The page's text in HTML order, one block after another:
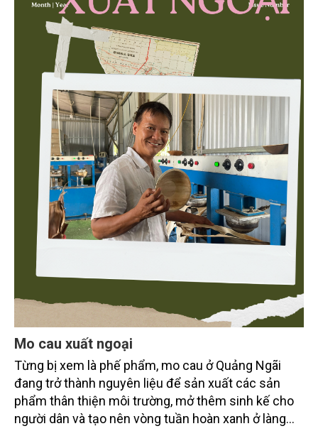
Mo cau xuất ngoại
Từng bị xem là phế phẩm, mo cau ở Quảng Ngãi
đang trở thành nguyên liệu để sản xuất các sản
phẩm thân thiện môi trường, mở thêm sinh kế cho
người dân và tạo nên vòng tuần hoàn xanh ở làng